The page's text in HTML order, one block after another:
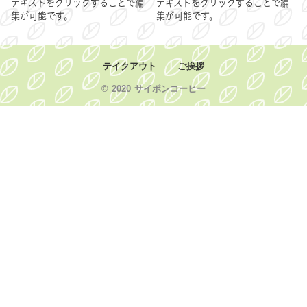
テキストをクリックすることで編
集が可能です。
テキストをクリックすることで編
集が可能です。
テイクアウト ご挨拶
© 2020 サイポンコーヒー